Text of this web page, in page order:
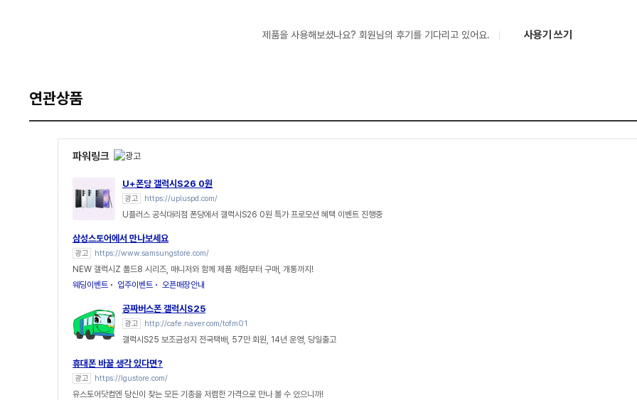
제품을 사용해보셨나요? 회원님의 후기를 기다리고 있어요. 사용기 쓰기
연관상품
파워링크
U+폰당 갤럭시S26 0원
광고 https://upluspd.com/
U플러스 공식대리점 폰당에서 갤럭시S26 0원 특가 프로모션 혜택 이벤트 진행중
삼성스토어에서 만나보세요
광고 https://www.samsungstore.com/
NEW 갤럭시Z 폴드8 시리즈, 매니저와 함께 제품 체험부터 구매, 개통까지!
웨딩이벤트
입주이벤트 오픈매장안내
공짜버스폰 갤럭시S25
광고 http://cafe.naver.com/tofm01
갤럭시S25 보조금성지 전국택배, 57만 회원, 14년 운영, 당일출고
휴대폰 바꿀 생각 있다면?
광고 https://lgustore.com/
유스토어닷컴엔 당신이 찾는 모든 기종을 저렴한 가격으로 만나 볼 수 있으니까!